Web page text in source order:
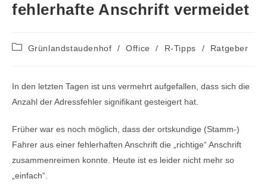
fehlerhafte Anschrift vermeidet
Beitrags-
Grünlandstaudenhof / Office / R-Tipps / Ratgeber
In den letzten Tagen ist uns vermehrt aufgefallen, dass sich die
Anzahl der Adressfehler signifikant gesteigert hat.
Früher war es noch möglich, dass der ortskundige (Stamm-)
Fahrer aus einer fehlerhaften Anschrift die „richtige“ Anschrift
zusammenreimen konnte. Heute ist es leider nicht mehr so
„einfach“.